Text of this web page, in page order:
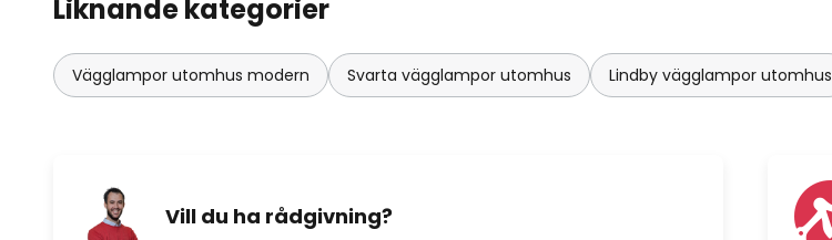
Liknande kategorier
Vägglampor utomhus modern Svarta vägglampor utomhus Lindby vägglampor utomhus
Vill du ha rådgivning?